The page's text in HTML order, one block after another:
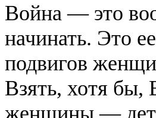
Война — это
начинать. Это
подвигов
Взять, хотя бы,
женщины —